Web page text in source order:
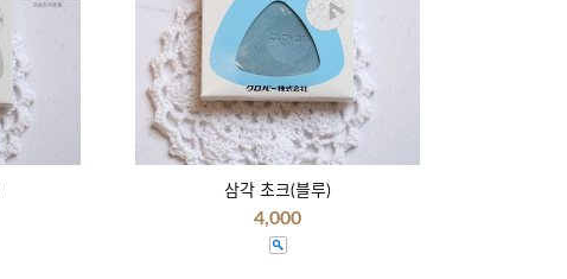
삼각 초크(블루)
4,000